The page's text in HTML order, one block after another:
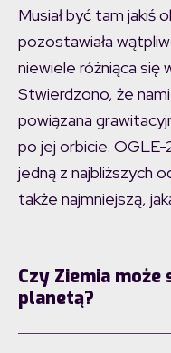
Musiał być tam jakiś
pozostawiała
niewiele różniąca się
Stwierdzono, że
powiązana
po jej orbicie.
jedną z najbliższych
także najmniejszą,
Czy Ziemia
planetą?